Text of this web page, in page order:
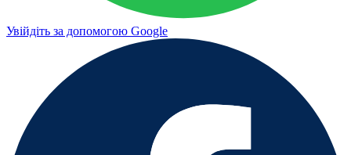
Увійдіть за допомогою Google